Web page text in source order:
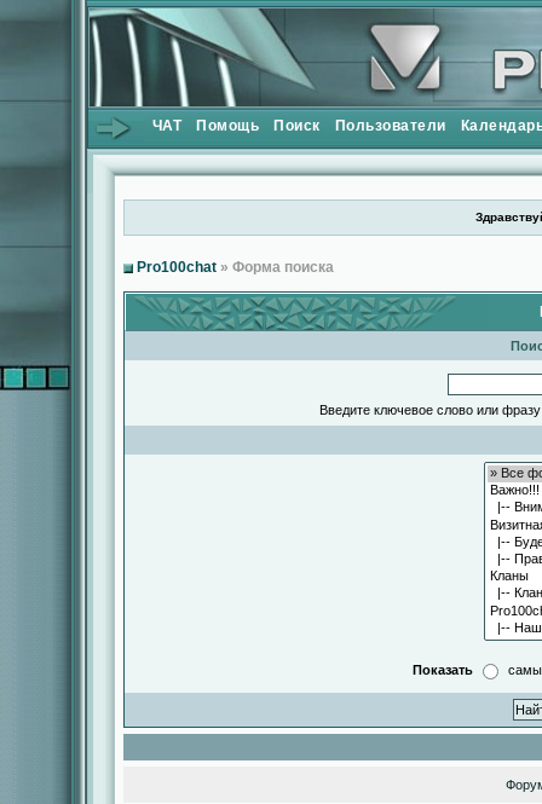
ЧАТ Помощь Поиск Пользователи
Pro100chat » Форма поиска
Введите ключевое слово или
Показать